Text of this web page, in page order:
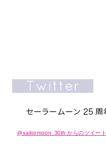
@sailormoon_30th からのツイート